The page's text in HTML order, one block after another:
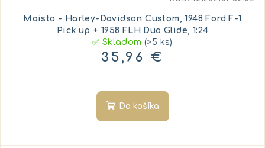
Maisto - Harley-Davidson Custom, 1948 Ford F-1
Pick up + 1958 FLH Duo Glide, 1:24
✅ Skladom(>5 ks)
35,96 €
Do košíka